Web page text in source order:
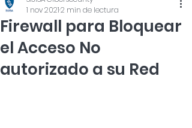
Firewall para Bloquear
el Acceso No
autorizado a su Red
1 nov 20212 min de lectura